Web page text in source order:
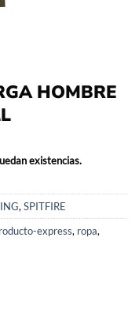
HOMBRE
existencias.
, SPITFIRE
express, ropa,